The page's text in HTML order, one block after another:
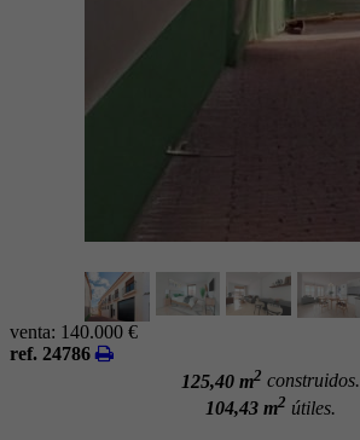
venta: 140.000 €
ref. 24786
125,40 m2 construidos.
104,43 m2 útiles.